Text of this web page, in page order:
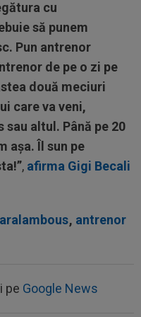
cu
să punem
Pun antrenor
de pe o zi pe
două meciuri
care va veni,
altul. Până pe 20
așa. Îl sun pe
, afirma Gigi Becali
, antrenor
pe Google News